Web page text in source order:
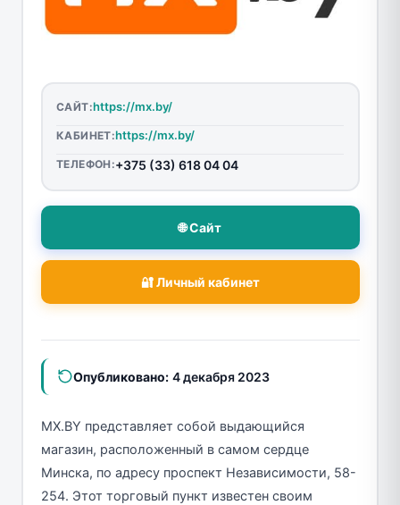
САЙТ:https://mx.by/
КАБИНЕТ:https://mx.by/
ТЕЛЕФОН:+375 (33) 618 04 04
🌐 Сайт
🔐 Личный кабинет
Опубликовано: 4 декабря 2023
MX.BY представляет собой выдающийся
магазин, расположенный в самом сердце
Минска, по адресу проспект Независимости, 58-
254. Этот торговый пункт известен своим